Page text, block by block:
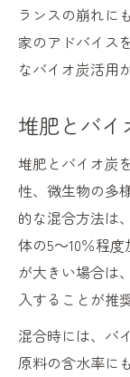
ランスの崩れに
家のアドバイス
なバイオ炭活用
堆肥とバイ
堆肥とバイオ炭
性、微生物の多
的な混合方法は
体の5～10％程
が大きい場合は
入することが推
混合時には、バ
原料の含水率に